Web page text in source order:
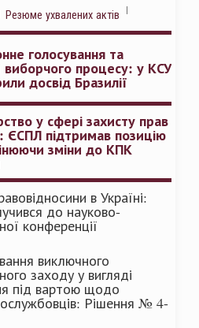
Резюме ухвалених актів
голосування та
виборчого процесу: у КСУ
досвід Бразилії
у сфері захисту прав
підтримав позицію
зміни до КПК
в Україні:
до науково-
конференції
виключного
заходу у вигляді
під вартою щодо
Рішення № 4-